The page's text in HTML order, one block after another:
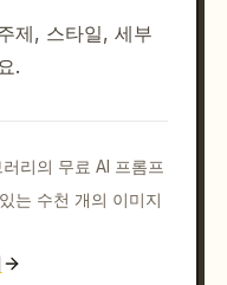
제, 스타일, 세부
.
리의 무료 AI 프롬프
는 수천 개의 이미지